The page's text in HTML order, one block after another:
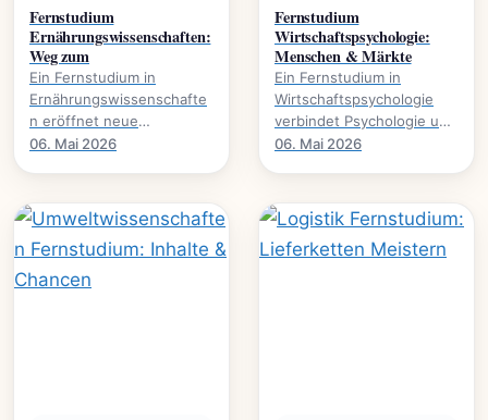
Fernstudium
Ernährungswissenschaften:
Weg zum
Ein Fernstudium in
Ernährungswissenschafte
n eröffnet neue
Karrierewege., welche
gelingt.
06. Mai 2026
Fernstudium
Wirtschaftspsychologie:
Menschen & Märkte
Ein Fernstudium in
Wirtschaftspsychologie
verbindet Psychologie und
Wirtschaft. Es eröffnet
06. Mai 2026